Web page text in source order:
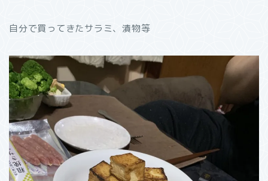
自分で買ってきたサラミ、漬物等